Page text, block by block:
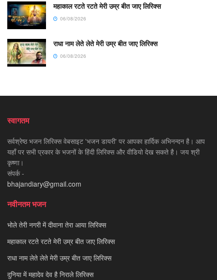
महाकाल रटते रटते मेरी उम्र बीत जाए लिरिक्स
06/08/2026
राधा नाम लेते लेते मेरी उम्र बीत जाए लिरिक्स
06/08/2026
स्वागतम
सर्वश्रेष्ठ भजन लिरिक्स वेबसाइट 'भजन डायरी' पर आपका हार्दिक अभिनन्दन है। आप
यहाँ पर सभी प्रकार के भजनों के हिंदी लिरिक्स और वीडियो देख सकते है। जय श्री
कृष्णा।
संपर्क -
bhajandiary@gmail.com
नवीनतम भजन
भोले तेरी नगरी में दीवाना तेरा आया लिरिक्स
महाकाल रटते रटते मेरी उम्र बीत जाए लिरिक्स
राधा नाम लेते लेते मेरी उम्र बीत जाए लिरिक्स
दुनिया में महादेव देव है निराले लिरिक्स